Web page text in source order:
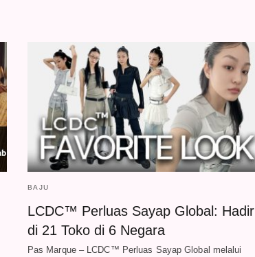
BAJU
LCDC™ Perluas Sayap Global: Hadir
di 21 Toko di 6 Negara
Pas Marque – LCDC™ Perluas Sayap Global melalui